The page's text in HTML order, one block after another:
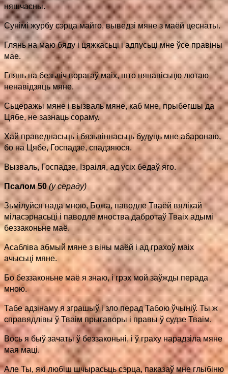
няшчасны.
Сунімі журбу сэрца майго, выведзі мяне з маёй цеснаты.
Глянь на маю бяду і цяжкасьці і адпусьці мне ўсе правіны
мае.
Глянь на безьліч ворагаў маіх, што нянавісьцю лютаю
ненавідзяць мяне.
Сьцеражы мяне і вызваль мяне, каб мне, прыбегшы да
Цябе, не зазнаць сораму.
Хай праведнасьць і бязьвіннасьць будуць мне абаронаю,
бо на Цябе, Госпадзе, спадзяюся.
Вызваль, Госпадзе, Ізраіля, ад усіх бедаў яго.
Псалом 50 (у сераду)
Зьмілуйся нада мною, Божа, паводле Тваёй вялікай
міласэрнасьці і паводле мноства дабротаў Тваіх адымі
беззаконьне маё.
Асабліва абмый мяне з віны маёй і ад грахоў маіх
ачысьці мяне.
Бо беззаконьне маё я знаю, і грэх мой заўжды перада
мною.
Табе адзінаму я зграшыў і зло перад Табою ўчыніў. Ты ж
справядлівы ў Тваім прыгаворы і правы ў судзе Тваім.
Вось я быў зачаты ў беззаконьні, і ў граху нарадзіла мяне
мая маці.
Але Ты, які любіш шчырасьць сэрца, паказаў мне глыбіню